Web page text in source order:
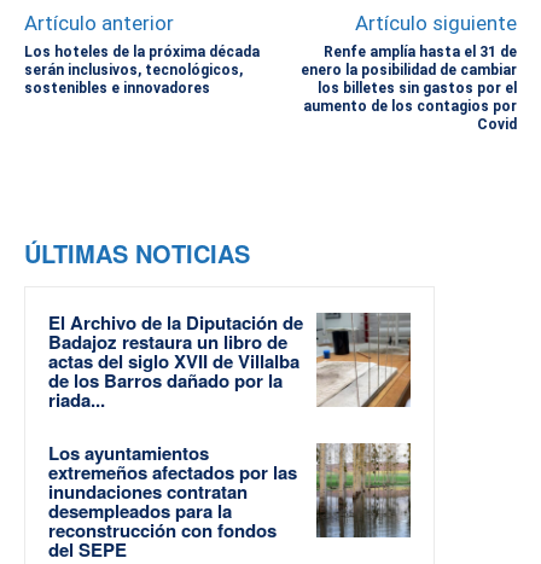
Artículo anterior
Los hoteles de la próxima década
serán inclusivos, tecnológicos,
sostenibles e innovadores
Artículo siguiente
Renfe amplía hasta el 31 de
enero la posibilidad de cambiar
los billetes sin gastos por el
aumento de los contagios por
Covid
ÚLTIMAS NOTICIAS
El Archivo de la Diputación de
Badajoz restaura un libro de
actas del siglo XVII de Villalba
de los Barros dañado por la
riada...
Los ayuntamientos
extremeños afectados por las
inundaciones contratan
desempleados para la
reconstrucción con fondos
del SEPE